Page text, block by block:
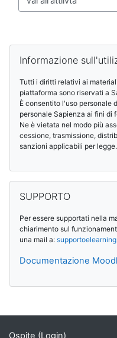
Vai all'attiivtà
Blocchi
Informazione
Tutti i diritti relativi ai
piattaforma sono riservati a
È consentito l'uso personale
personale Sapienza ai fini di
Ne è vietata nel modo più
cessione, trasmissione,
sanzioni applicabili per legge.
SUPPORTO
Per essere supportati nella
chiarimento sul
una mail a:
Documentazione
Blocchi
Ospite (Login)